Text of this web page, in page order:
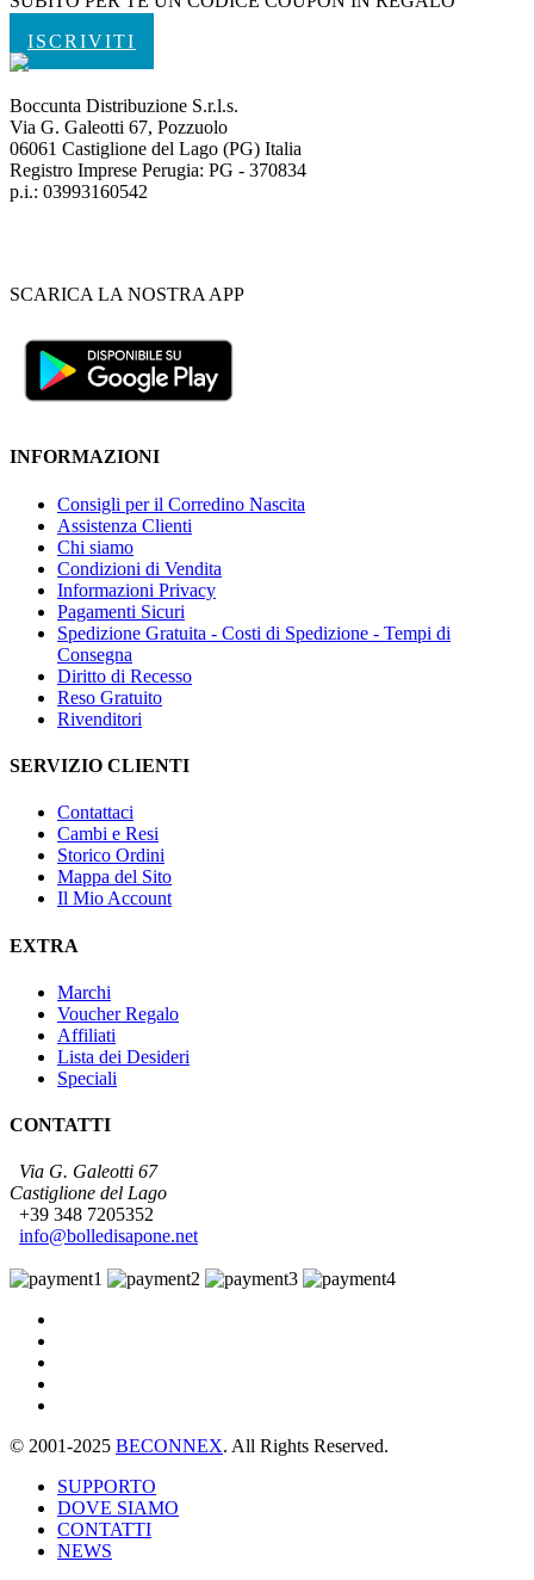
ISCRIVITI
Boccunta Distribuzione S.r.l.s.
Via G. Galeotti 67, Pozzuolo
06061 Castiglione del Lago (PG) Italia
Registro Imprese Perugia: PG - 370834
p.i.: 03993160542
SCARICA LA NOSTRA APP
INFORMAZIONI
Consigli per il Corredino Nascita
Assistenza Clienti
Chi siamo
Condizioni di Vendita
Informazioni Privacy
Pagamenti Sicuri
Spedizione Gratuita - Costi di Spedizione - Tempi di
Consegna
Diritto di Recesso
Reso Gratuito
Rivenditori
SERVIZIO CLIENTI
Contattaci
Cambi e Resi
Storico Ordini
Mappa del Sito
Il Mio Account
EXTRA
Marchi
Voucher Regalo
Affiliati
Lista dei Desideri
Speciali
CONTATTI
Via G. Galeotti 67
Castiglione del Lago
+39 348 7205352
info@bolledisapone.net
© 2001-2025 BECONNEX. All Rights Reserved.
SUPPORTO
DOVE SIAMO
CONTATTI
NEWS